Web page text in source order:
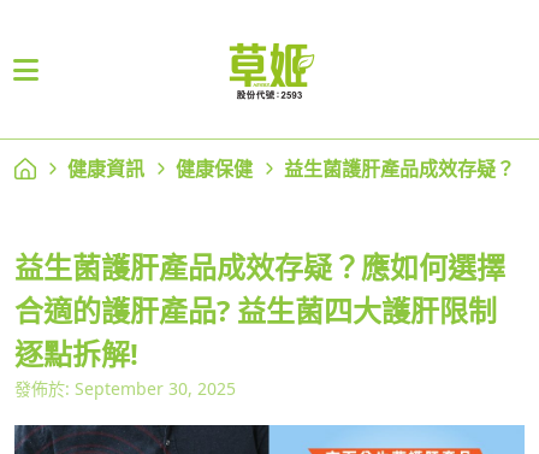
健康資訊 健康保健 益生菌護肝產品成效存疑？
益生菌護肝產品成效存疑？應如何選擇
合適的護肝產品? 益生菌四大護肝限制
逐點拆解!
發佈於: September 30, 2025